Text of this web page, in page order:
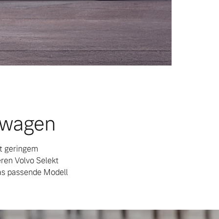
geringem
Volvo Selekt
passende Modell